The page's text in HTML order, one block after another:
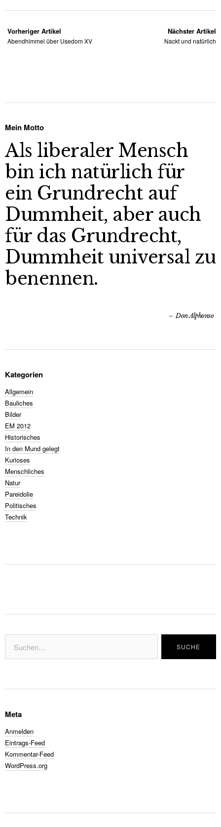
Vorheriger Artikel
Abendhimmel über Usedom XV
Nächster Artikel
Nackt und natürlich
Mein Motto
Als liberaler Mensch
bin ich natürlich für
ein Grundrecht auf
Dummheit, aber auch
für das Grundrecht,
Dummheit universal zu
benennen.
Don Alphonso
Kategorien
Allgemein
Bauliches
Bilder
EM 2012
Historisches
In den Mund gelegt
Kurioses
Menschliches
Natur
Pareidolie
Politisches
Technik
Meta
Anmelden
Eintrags-Feed
Kommentar-Feed
WordPress.org